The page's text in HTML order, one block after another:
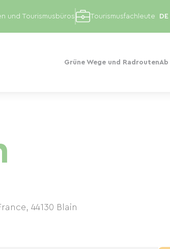
Grüne Wege und Radrouten
und Tourismusbüros Tourismusfachleute
, 44130 Blain